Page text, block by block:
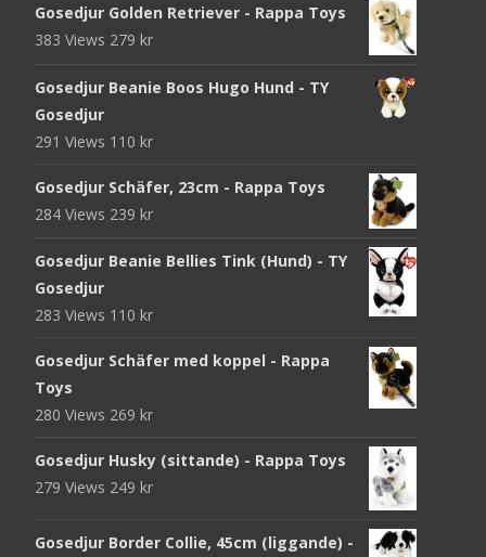
Gosedjur Golden Retriever - Rappa Toys
383 Views 279 kr
Gosedjur Beanie Boos Hugo Hund - TY
Gosedjur
291 Views 110 kr
Gosedjur Schäfer, 23cm - Rappa Toys
284 Views 239 kr
Gosedjur Beanie Bellies Tink (Hund) - TY
Gosedjur
283 Views 110 kr
Gosedjur Schäfer med koppel - Rappa
Toys
280 Views 269 kr
Gosedjur Husky (sittande) - Rappa Toys
279 Views 249 kr
Gosedjur Border Collie, 45cm (liggande) -